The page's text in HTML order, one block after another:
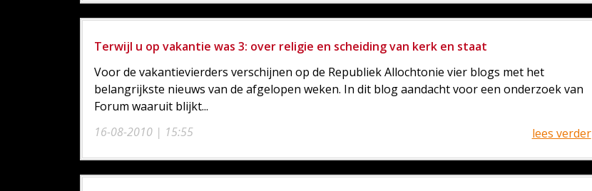
Terwijl u op vakantie was 3: over religie en scheiding van kerk en staat
16-08-2010 | 15:55
Voor de vakantievierders verschijnen op de Republiek Allochtonie vier blogs met het
belangrijkste nieuws van de afgelopen weken. In dit blog aandacht voor een onderzoek van
Forum waaruit blijkt...
lees verder